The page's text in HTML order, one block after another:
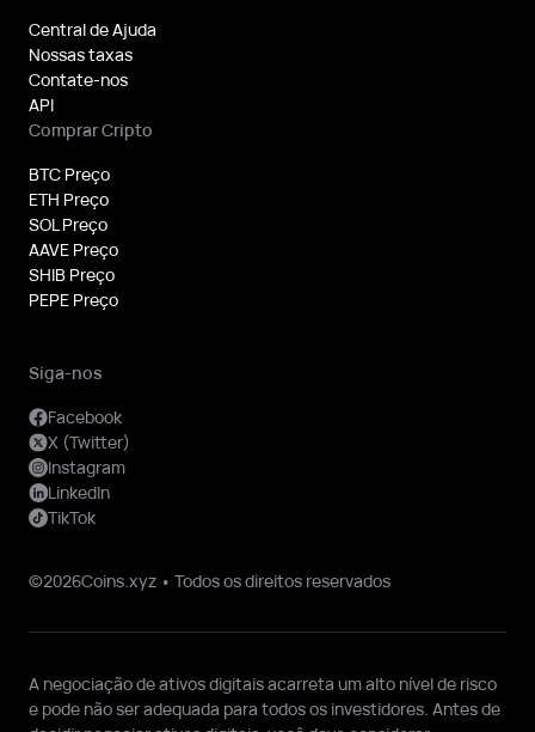
Central de Ajuda
Nossas taxas
Contate-nos
API
Comprar Cripto
BTC Preço
ETH Preço
SOL Preço
AAVE Preço
SHIB Preço
PEPE Preço
©2026Coins.xyz • Todos os direitos reservados
Siga-nos
Facebook
X (Twitter)
Instagram
LinkedIn
TikTok
A negociação de ativos digitais acarreta um alto nível de risco
e pode não ser adequada para todos os investidores. Antes de